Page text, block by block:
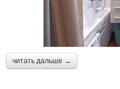
читать дальше →